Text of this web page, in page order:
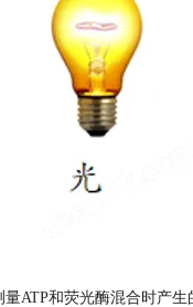
ATP和荧光酶混合时产